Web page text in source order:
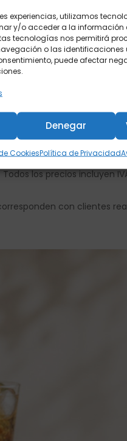
experiencias, utilizamos
y/o acceder a la información
tecnologías nos permitirá
o las identificaciones
puede afectar
Denegar
CookiesPolítica de Privacidad
Todos los precios incluyen
con clientes